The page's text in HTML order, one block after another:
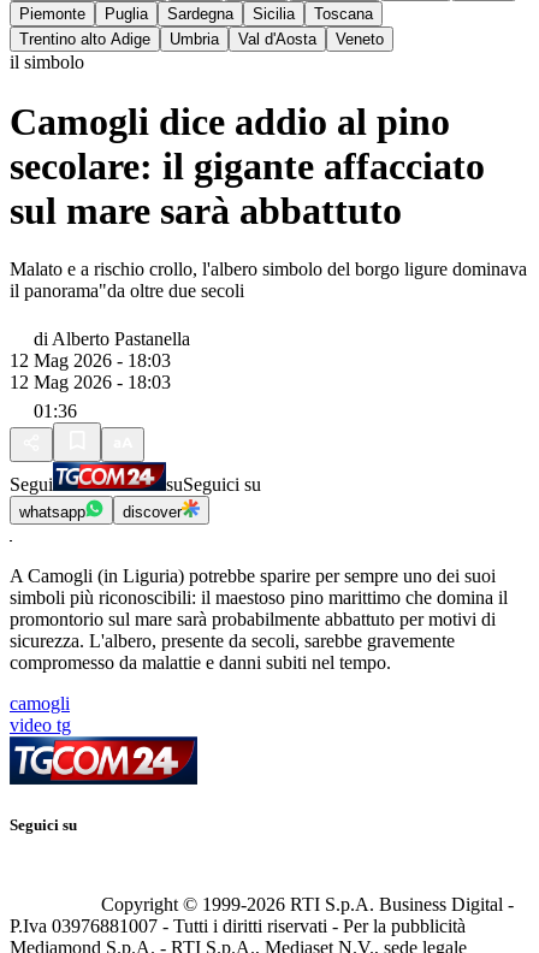
Piemonte
Puglia Sardegna Sicilia
Toscana
Trentino alto Adige
Umbria Val d'Aosta Veneto
il simbolo
Camogli dice addio al pino
secolare: il gigante affacciato
sul mare sarà abbattuto
Malato e a rischio crollo, l'albero simbolo del borgo ligure dominava
il panorama"da oltre due secoli
di Alberto Pastanella
12 Mag 2026 - 18:03
12 Mag 2026 - 18:03
01:36
Segui suSeguici su
whatsapp discover
A Camogli (in Liguria) potrebbe sparire per sempre uno dei suoi
simboli più riconoscibili: il maestoso pino marittimo che domina il
promontorio sul mare sarà probabilmente abbattuto per motivi di
sicurezza. L'albero, presente da secoli, sarebbe gravemente
compromesso da malattie e danni subiti nel tempo.
camogli
video tg
Seguici su
Copyright © 1999-2026 RTI S.p.A. Business Digital -
P.Iva 03976881007 - Tutti i diritti riservati - Per la pubblicità
Mediamond S.p.A. - RTI S.p.A., Mediaset N.V., sede legale